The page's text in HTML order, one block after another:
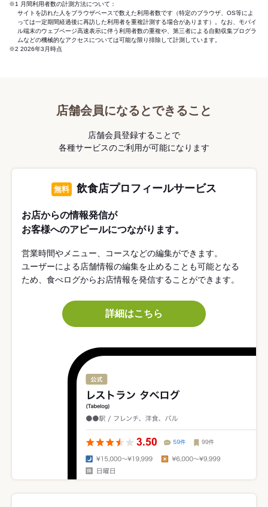
※1 月間利用者数の計測方法について：
サイトを訪れた人をブラウザベースで数えた利用者数です（特定のブラウザ、OS等によ
っては一定期間経過後に再訪した利用者を重複計測する場合があります）。なお、モバイ
ル端末のウェブページ高速表示に伴う利用者数の重複や、第三者による自動収集プログラ
ムなどの機械的なアクセスについては可能な限り排除して計測しています。
※2 2026年3月時点
店舗会員になるとできること
店舗会員登録することで
各種サービスのご利用が可能になります
無料 飲食店プロフィールサービス
お店からの情報発信が
お客様へのアピールにつながります。
営業時間やメニュー、コースなどの編集ができます。
ユーザーによる店舗情報の編集を止めることも可能となる
ため、食べログからお店情報を発信することができます。
詳細はこちら